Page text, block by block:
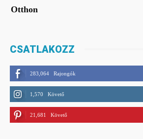
Otthon
CSATLAKOZZ
283,064 Rajongók
1,570 Követő
21,681 Követő